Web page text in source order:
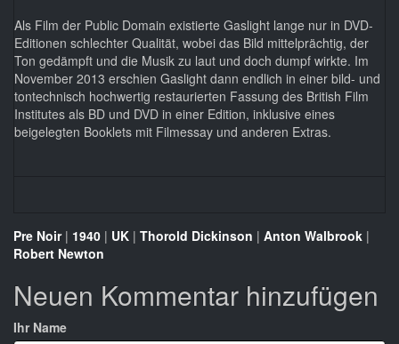
Als Film der Public Domain existierte Gaslight lange nur in DVD-
Editionen schlechter Qualität, wobei das Bild mittelprächtig, der
Ton gedämpft und die Musik zu laut und doch dumpf wirkte. Im
November 2013 erschien Gaslight dann endlich in einer bild- und
tontechnisch hochwertig restaurierten Fassung des British Film
Institutes als BD und DVD in einer Edition, inklusive eines
beigelegten Booklets mit Filmessay und anderen Extras.
Pre Noir| 1940 | UK | Thorold Dickinson | Anton Walbrook |
Robert Newton
Neuen Kommentar hinzufügen
Ihr Name